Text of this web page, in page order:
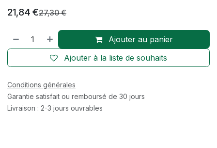
21,84 €27,30€
Ajouter au panier
Ajouter à la liste de souhaits
Conditions générales
Garantie satisfait ou remboursé de 30 jours
Livraison : 2-3 jours ouvrables